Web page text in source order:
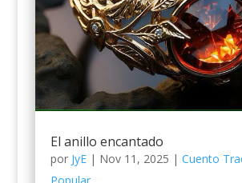
El anillo encantado
por JyE| Nov 11, 2025 | Cuento
Popular